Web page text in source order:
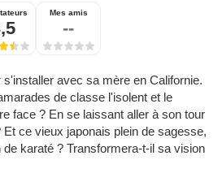
Mes amis
--
s'installer avec sa mère en Californie.
de classe l'isolent et le
face ? En se laissant aller à son tour
Et ce vieux japonais plein de sagesse,
karaté ? Transformera-t-il sa vision